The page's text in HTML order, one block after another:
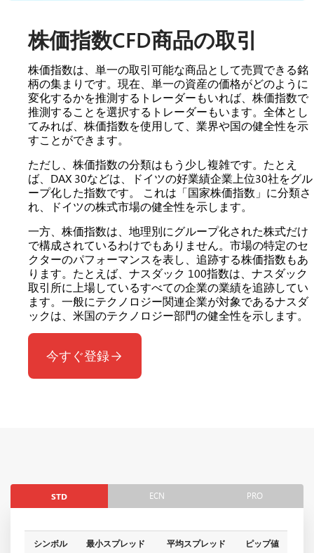
株価指数CFD商品の取引
株価指数は、単一の取引可能な商品として売買できる銘
柄の集まりです。現在、単一の資産の価格がどのように
変化するかを推測するトレーダーもいれば、株価指数で
推測することを選択するトレーダーもいます。全体とし
てみれば、株価指数を使用して、業界や国の健全性を示
すことができます。
ただし、株価指数の分類はもう少し複雑です。たとえ
ば、DAX 30などは、ドイツの好業績企業上位30社をグル
ープ化した指数です。 これは「国家株価指数」に分類さ
れ、ドイツの株式市場の健全性を示します。
一方、株価指数は、地理別にグループ化された株式だけ
で構成されているわけでもありません。市場の特定のセ
クターのパフォーマンスを表し、追跡する株価指数もあ
ります。たとえば、ナスダック 100指数は、ナスダック
取引所に上場しているすべての企業の業績を追跡してい
ます。一般にテクノロジー関連企業が対象であるナスダ
ックは、米国のテクノロジー部門の健全性を示します。
今すぐ登録
STD ECN PRO
シンボル 最小スプレッド 平均スプレッド ピップ値